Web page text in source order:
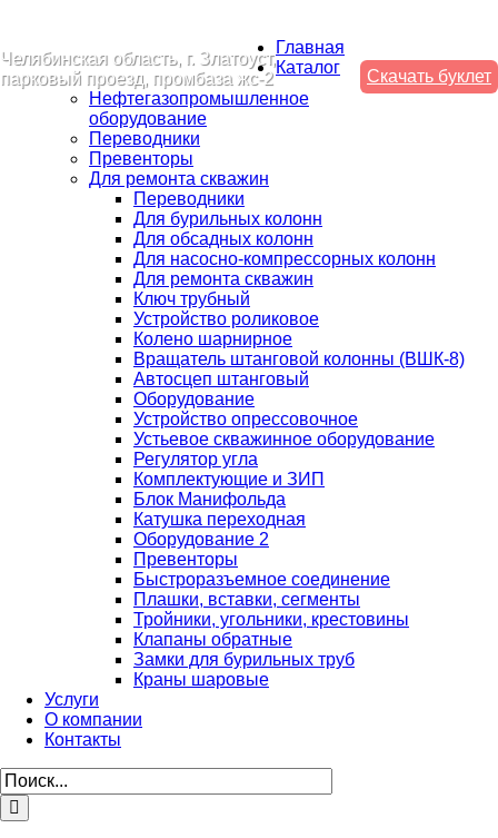
Челябинская область, г. Златоуст,
парковый проезд, промбаза жс-2
Скачать буклет
Главная
Каталог
Нефтегазопромышленное
оборудование
Переводники
Превенторы
Для ремонта скважин
Переводники
Для бурильных колонн
Для обсадных колонн
Для насосно-компрессорных колонн
Для ремонта скважин
Ключ трубный
Устройство роликовое
Колено шарнирное
Вращатель штанговой колонны (ВШК-8)
Автосцеп штанговый
Оборудование
Устройство опрессовочное
Устьевое скважинное оборудование
Регулятор угла
Комплектующие и ЗИП
Блок Манифольда
Катушка переходная
Оборудование 2
Превенторы
Быстроразъемное соединение
Плашки, вставки, сегменты
Тройники, угольники, крестовины
Клапаны обратные
Замки для бурильных труб
Краны шаровые
Услуги
О компании
Контакты